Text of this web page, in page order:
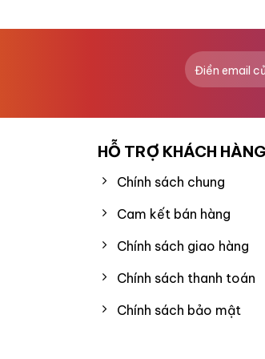
5
HỖ TRỢ KHÁCH HÀNG
Chính sách chung
Cam kết bán hàng
Chính sách giao hàng
Chính sách thanh toán
Chính sách bảo mật